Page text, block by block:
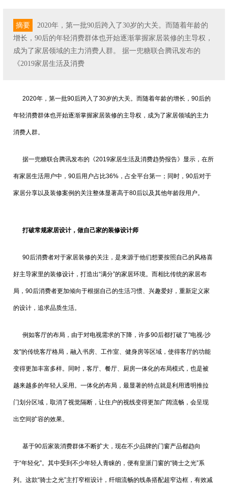
摘要
2020年，第一批90后跨入了30岁的大关。而随着年龄的
增长，90后的年轻消费群体也开始逐渐掌握家居装修的主导权，
成为了家居领域的主力消费人群。 据一兜糖联合腾讯发布的
《2019家居生活及消费
2020年，第一批90后跨入了30岁的大关。而随着年龄的增长，90后的
年轻消费群体也开始逐渐掌握家居装修的主导权，成为了家居领域的主力
消费人群。
据一兜糖联合腾讯发布的《2019家居生活及消费趋势报告》显示，在所
有家居生活用户中，90后用户占比36%，占全平台第一；同时，90后对于
家居分享以及装修案例的关注整体显著高于80后以及其他年龄段用户。
打破常规家居设计，做自己家的装修设计师
90后消费者对于家居装修的关注，是来源于他们想要按照自己的风格喜
好主导家里的装修设计，打造出“满分”的家居环境。而相比传统的家居布
局，90后消费者更加倾向于根据自己的生活习惯、兴趣爱好，重新定义家
的设计，追求品质生活。
例如客厅的布局，由于对电视需求的下降，许多90后都打破了"电视-沙
发"的传统客厅格局，融入书房、工作室、健身房等区域，使得客厅的功能
变得更加丰富多样。同时，客厅、餐厅、厨房一体化的布局模式，也是被
越来越多的年轻人采用。一体化的布局，最显著的特点就是利用透明推拉
门划分区域，取消了视觉隔断，让住户的视线变得更加广阔流畅，会呈现
出空间扩容的效果。
基于90后家装消费群体不断扩大，现在不少品牌的门窗产品都趋向
于“年轻化”。其中受到不少年轻人青睐的，便有皇派门窗的“骑士之光”系
列。这款“骑士之光”主打窄框设计，纤细流畅的线条搭配超窄边框，有效减